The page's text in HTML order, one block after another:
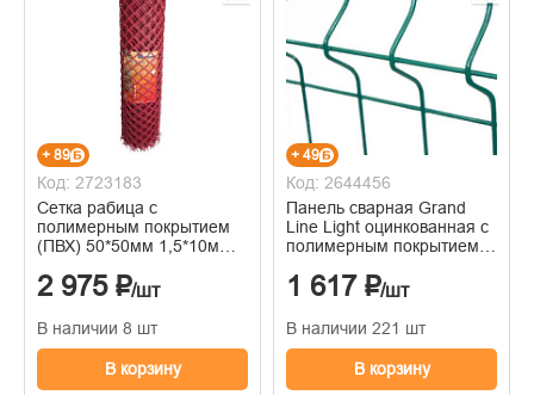
+ 89
Код: 2723183
Сетка рабица с
полимерным покрытием
(ПВХ) 50*50мм 1,5*10м
2 975 ₽/шт
В наличии 8 шт
В корзину
+ 49
Код: 2644456
Панель сварная Grand
Line Light оцинкованная с
полимерным покрытием
1 617 ₽/шт
В наличии 221 шт
В корзину